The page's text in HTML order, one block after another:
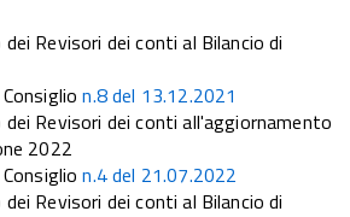
Revisori dei conti al Bilancio di
Consiglion.8 del 13.12.2021
dei Revisori dei conti all'aggiornamento
2022
Consiglion.4 del 21.07.2022
Revisori dei conti al Bilancio di